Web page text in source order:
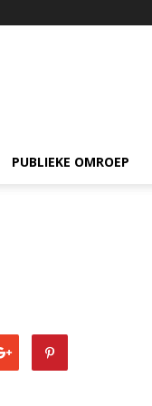
PUBLIEKE OMROEP